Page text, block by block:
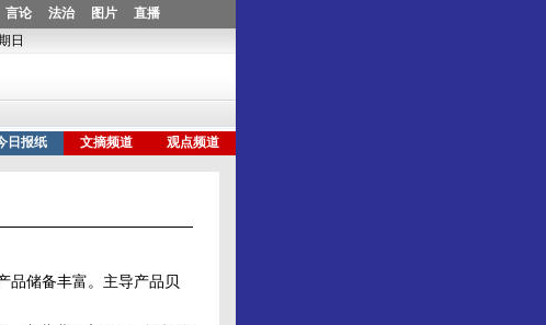
品储备丰富。主导产品贝